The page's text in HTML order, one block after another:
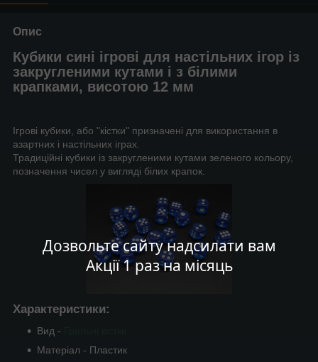
Дозвольте сайту надсилати вам
Акції 1 раз на місяць
Опис
Кубики сині ігрові для настільних ігор із
закругленими кутами і з білими
крапками, висотою 12 мм
Ігрові кубики, або "кістки" призначені для використання в
азартних і настільних іграх.
Традиційні кубики із закругленими кутами зеленого кольору,
позначення чисел у вигляді білих крапок.
Характеристики:
Вид -
Матеріал - Пластик